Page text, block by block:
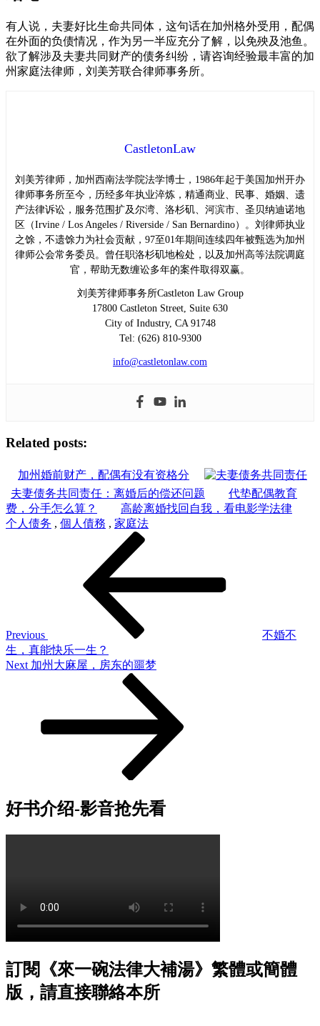
有人说，夫妻好比生命共同体，这句话在加州格外受用，配偶
在外面的负债情况，作为另一半应充分了解，以免殃及池鱼。
欲了解涉及夫妻共同财产的债务纠纷，请咨询经验最丰富的加
州家庭法律师，刘美芳联合律师事务所。
CastletonLaw
刘美芳律师，加州西南法学院法学博士，1986年起于美国加州开办
律师事务所至今，历经多年执业淬炼，精通商业、民事、婚姻、遗
产法律诉讼，服务范围扩及尔湾、洛杉矶、河滨市、圣贝纳迪诺地
区（Irvine / Los Angeles / Riverside / San Bernardino）。刘律师执业
之馀，不遗馀力为社会贡献，97至01年期间连续四年被甄选为加州
律师公会常务委员。曾任职洛杉矶地检处，以及加州高等法院调庭
官，帮助无数缠讼多年的案件取得双赢。
刘美芳律师事务所Castleton Law Group
17800 Castleton Street, Suite 630
City of Industry, CA 91748
Tel: (626) 810-9300
info@castletonlaw.com
Related posts:
加州婚前财产，配偶有没有资格分
夫妻债务共同责任：离婚后的偿还问题
代垫配偶教育
费，分手怎么算？
高龄离婚找回自我，看电影学法律
个人债务 , 個人債務 , 家庭法
Previous
不婚不
生，真能快乐一生？
Next
Next 加州大麻屋，房东的噩梦
好书介绍-影音抢先看
訂閱《來一碗法律大補湯》繁體或簡體
版，請直接聯絡本所